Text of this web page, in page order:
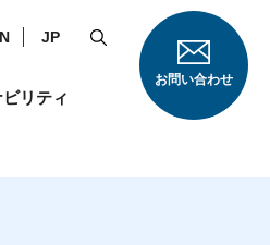
JP
リティ
お問い合わせ